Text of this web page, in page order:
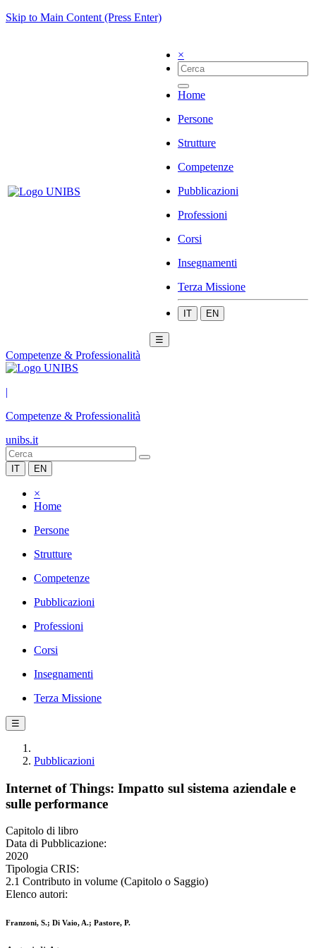
Skip to Main Content (Press Enter)
×
Home
Persone
Strutture
Competenze
Pubblicazioni
Professioni
Corsi
Insegnamenti
Terza Missione
IT EN
☰
Competenze & Professionalità
|
Competenze & Professionalità
unibs.it
IT EN
×
Home
Persone
Strutture
Competenze
Pubblicazioni
Professioni
Corsi
Insegnamenti
Terza Missione
☰
Pubblicazioni
Internet of Things: Impatto sul sistema aziendale e
sulle performance
Capitolo di libro
Data di Pubblicazione:
2020
Tipologia CRIS:
2.1 Contributo in volume (Capitolo o Saggio)
Elenco autori:
Franzoni, S.; Di Vaio, A.; Pastore, P.